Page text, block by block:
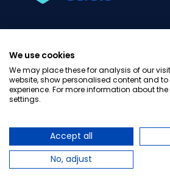
Somos expertos en farmacia y
Trabajamos para las mejores
prioridad es la atención
clientes.
¿Necesitas ayuda?
Información
We use cookies
We may place these for analysis of our
website, show personalised content and
experience. For more information about
settings.
Accept all
No, adjust